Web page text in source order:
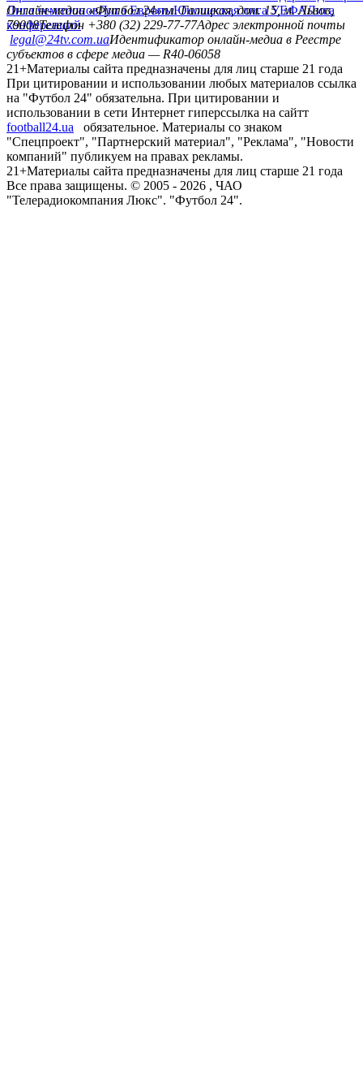
Лига чемпионовЛига ЕвропыЮношеская лига УЕФАЛига
конференций
Онлайн-медиа «Футбол 24»пл. Галицкая, дом. 15, м. Львов,
79008Телефон +380 (32) 229-77-77Адрес электронной почты
legal@24tv.com.uaИдентификатор онлайн-медиа в Реестре
субъектов в сфере медиа — R40-06058
21+Материалы сайта предназначены для лиц старше 21 года
При цитировании и использовании любых материалов ссылка
на "Футбол 24" обязательна. При цитировании и
использовании в сети Интернет гиперссылка на сайтт
football24.ua
обязательное. Материалы со знаком
"Спецпроект", "Партнерский материал", "Реклама", "Новости
компаний" публикуем на правах рекламы.
21+Материалы сайта предназначены для лиц старше 21 года
Все права защищены. © 2005 - 2026 , ЧАО
"Телерадиокомпания Люкс". "Футбол 24".